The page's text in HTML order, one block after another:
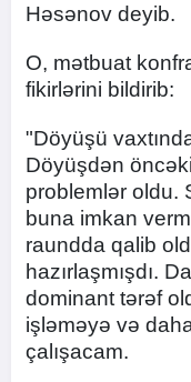
Həsənov deyib.
O, mətbuat
fikirlərini bildirib:
"Döyüşü
Döyüşdən
problemlər oldu.
buna imkan
raundda qalib
hazırlaşmışdı.
dominant tərəf
işləməyə və
çalışacam.